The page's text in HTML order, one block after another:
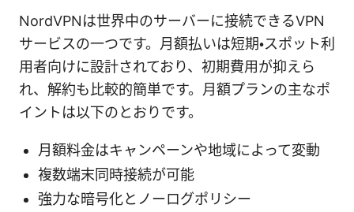
NordVPNは世界中のサーバーに接続できるVPN
サービスの一つです。月額払いは短期・スポット利
用者向けに設計されており、初期費用が抑えら
れ、解約も比較的簡単です。月額プランの主なポ
イントは以下のとおりです。
月額料金はキャンペーンや地域によって変動
複数端末同時接続が可能
強力な暗号化とノーログポリシー